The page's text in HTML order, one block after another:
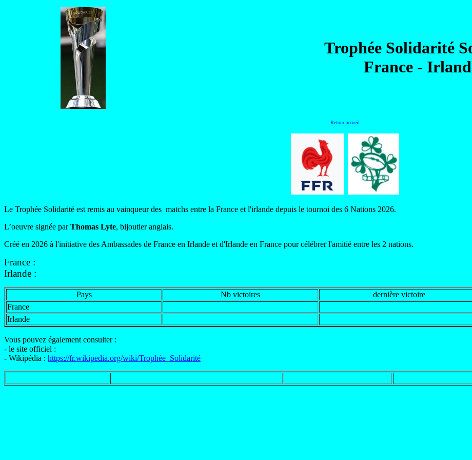
Trophée Solidarité
France -
Retour accueil
Le Trophée Solidarité est remis au vainqueur des matchs entre la France et l'irlande depuis le tournoi des 6 Nations 2026.
L’oeuvre signée parThomas Lyte, bijoutier anglais.
Créé en 2026 à l'initiative des Ambassades de France en Irlande et d'Irlande en France pour célébrer l'amitié entre les 2 nations.
France :
Irlande :
Pays Nb victoires
dernière victoire
France
Irlande
Vous pouvez également consulter :
- le site officiel :
- Wikipédia : https://fr.wikipedia.org/wiki/Trophée_Solidarité